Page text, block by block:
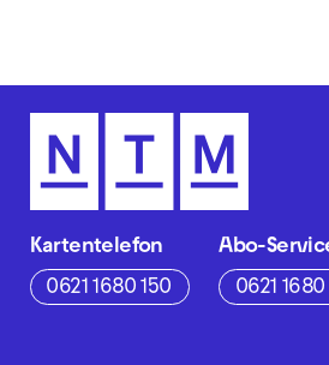
Kartentelefon
0621 1680 150
Abo-
0621 1680